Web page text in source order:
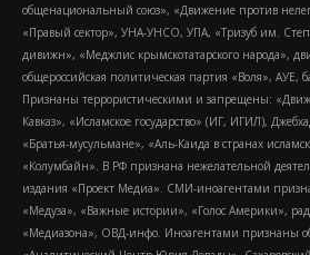
общенациональный союз», «Движение против
«Правый сектор», УНА-УНСО, УПА, «Тризуб им.
дивижн», «Меджлис крымскотатарского народа»,
общероссийская политическая партия «Воля», АУЕ,
Признаны террористическими и запрещены:
Кавказ», «Исламское государство» (ИГ, ИГИЛ),
«Братья-мусульмане», «Аль-Каида в странах
«Колумбайн». В РФ признана нежелательной
издания «Проект Медиа». СМИ-иноагентами
«Медуза», «Важные истории», «Голос Америки»,
«Медиазона», ОВД-инфо. Иноагентами признаны